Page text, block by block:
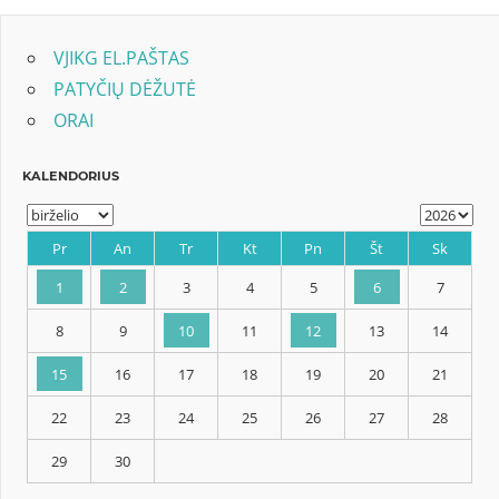
VJIKG EL.PAŠTAS
PATYČIŲ DĖŽUTĖ
ORAI